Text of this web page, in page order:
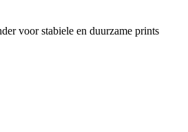
voor stabiele en duurzame prints